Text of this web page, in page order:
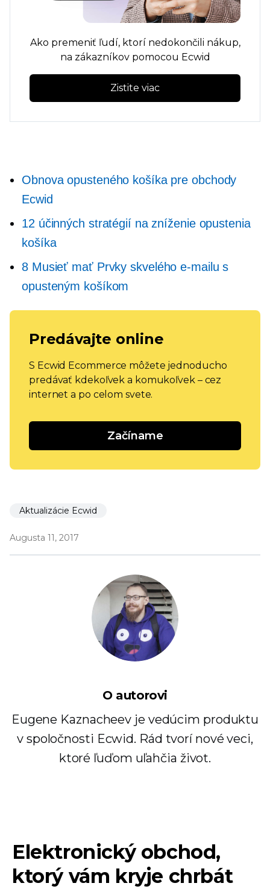
Ako premeniť ľudí, ktorí nedokončili nákup,
na zákazníkov pomocou Ecwid
Zistite viac
Obnova opusteného košíka pre obchody
Ecwid
12 účinných stratégií na zníženie opustenia
košíka
8 Musieť maťPrvky skvelého e-mailu s
opusteným košíkom
Predávajte online
S Ecwid Ecommerce môžete jednoducho
predávať kdekoľvek a komukoľvek – cez
internet a po celom svete.
Začíname
Aktualizácie Ecwid
Augusta 11, 2017
O autorovi
Eugene Kaznacheev je vedúcim produktu
v spoločnosti Ecwid. Rád tvorí nové veci,
ktoré ľuďom uľahčia život.
Elektronický obchod,
ktorý vám kryje chrbát